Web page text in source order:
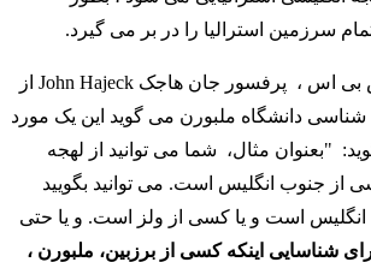
سرزمین استرالیا را در بر می گیرد.
به نوشته تارنمای اس بی اس ، پرفسور جان هاجک John Hajeck از
شناسی دانشگاه ملبورن می گوید این یک مورد
"بعنوان مثال، شما می توانید از لهجه
از جنوب انگلیس است. می توانید بگویید
است و یا کسی از ولز است. و یا حتی
شناسایی اینکه کسی از برزبین، ملبورن ،